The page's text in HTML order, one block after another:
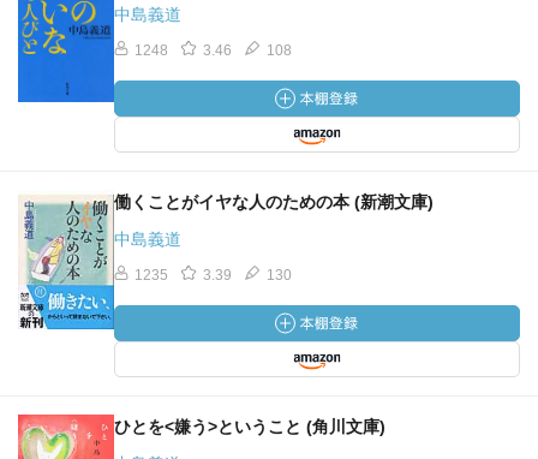
中島義道
1248 3.46 108
働くことがイヤな人のための本 (新潮文庫)
中島義道
1235 3.39 130
ひとを<嫌う>ということ (角川文庫)